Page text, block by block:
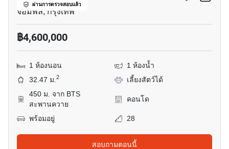
ผ่านการตรวจสอบแล้ว
จอมพล, กรุงเทพ
฿4,600,000
1 ห้องนอน
1 ห้องน้ำ
32.47 ม.2
เลี้ยงสัตว์ได้
450 ม. จาก BTS
สะพานควาย
คอนโด
พร้อมอยู่ 28
สอบถามตอนนี้